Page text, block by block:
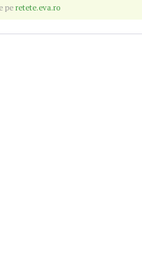
pe retete.eva.ro